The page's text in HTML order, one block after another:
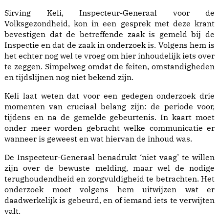
Sirving Keli, Inspecteur-Generaal voor de
Volksgezondheid, kon in een gesprek met deze krant
bevestigen dat de betreffende zaak is gemeld bij de
Inspectie en dat de zaak in onderzoek is. Volgens hem is
het echter nog wel te vroeg om hier inhoudelijk iets over
te zeggen. Simpelweg omdat de feiten, omstandigheden
en tijdslijnen nog niet bekend zijn.
Keli laat weten dat voor een gedegen onderzoek drie
momenten van cruciaal belang zijn: de periode voor,
tijdens en na de gemelde gebeurtenis. In kaart moet
onder meer worden gebracht welke communicatie er
wanneer is geweest en wat hiervan de inhoud was.
De Inspecteur-Generaal benadrukt ‘niet vaag’ te willen
zijn over de bewuste melding, maar wel de nodige
terughoudendheid en zorgvuldigheid te betrachten. Het
onderzoek moet volgens hem uitwijzen wat er
daadwerkelijk is gebeurd, en of iemand iets te verwijten
valt.